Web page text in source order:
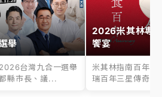
舉
台灣九合一選舉
縣市長、議...
2026米其林專
饗宴
米其林指南百年之
瑞百年三星傳奇、